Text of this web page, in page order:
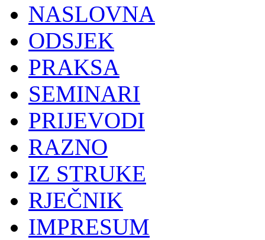
NASLOVNA
ODSJEK
PRAKSA
SEMINARI
PRIJEVODI
RAZNO
IZ STRUKE
RJEČNIK
IMPRESUM